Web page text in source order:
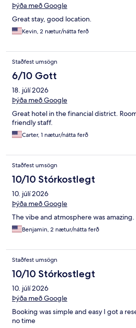
Þýða með Google
Great stay, good location.
Kevin, 2 nætur/nátta ferð
Staðfest umsögn
6/10 Gott
18. júlí 2026
Þýða með Google
Great hotel in the financial district.
friendly staff.
Carter, 1 nætur/nátta ferð
Staðfest umsögn
10/10 Stórkostlegt
10. júlí 2026
Þýða með Google
The vibe and atmosphere was amazing.
Benjamin, 2 nætur/nátta ferð
Staðfest umsögn
10/10 Stórkostlegt
10. júlí 2026
Þýða með Google
Booking was simple and easy I got a
no time